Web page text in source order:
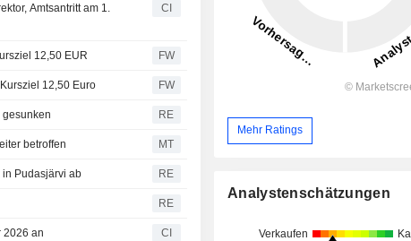
Amtsantritt am 1.
CI
12,50 EUR FW
12,50 Euro FW
gesunken RE
betroffen MT
Pudasjärvi ab RE
RE
2026 an CI
Mehr Ratings
Analystenschätzungen
Verkaufen